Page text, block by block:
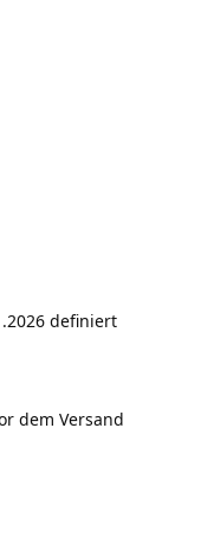
definiert
dem Versand